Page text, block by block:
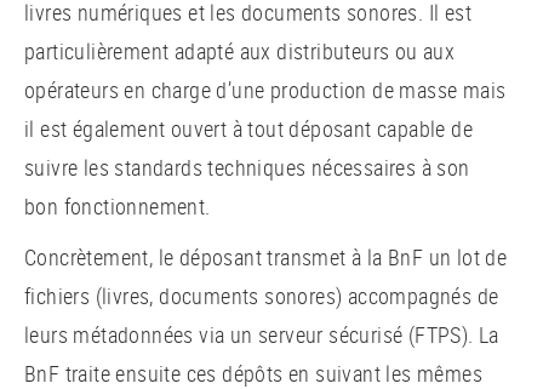
livres numériques et les documents sonores. Il est
particulièrement adapté aux distributeurs ou aux
opérateurs en charge d’une production de masse mais
il est également ouvert à tout déposant capable de
suivre les standards techniques nécessaires à son
bon fonctionnement.
Concrètement, le déposant transmet à la BnF un lot de
fichiers (livres, documents sonores) accompagnés de
leurs métadonnées via un serveur sécurisé (FTPS). La
BnF traite ensuite ces dépôts en suivant les mêmes